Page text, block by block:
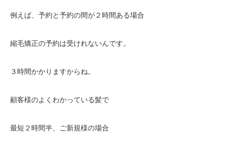
例えば、予約と予約の間が２時間ある場合
縮毛矯正の予約は受けれないんです。
３時間かかりますからね。
顧客様のよくわかっている髪で
最短２時間半、ご新規様の場合